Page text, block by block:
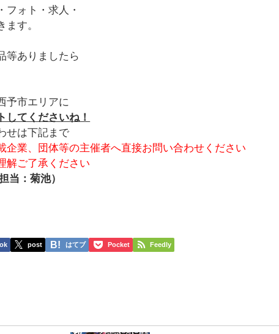
フォト・求人・
ます。
等ありましたら
予市エリアに
してくださいね！
せは下記まで
企業、団体等の主催者へ直接お問い合わせください
解ご了承ください
当：菊池）
post はてブ Pocket Feedly